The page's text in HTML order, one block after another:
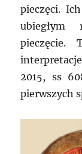
pieczęci.
pieczęcie.
2015, ss
pierwszych